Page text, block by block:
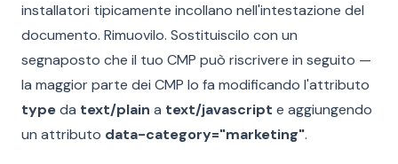
installatori tipicamente incollano nell'intestazione del
documento. Rimuovilo. Sostituiscilo con un
segnaposto che il tuo CMP può riscrivere in seguito —
la maggior parte dei CMP lo fa modificando l'attributo
typeda text/plain a text/javascript e aggiungendo
un attributo data-category="marketing".